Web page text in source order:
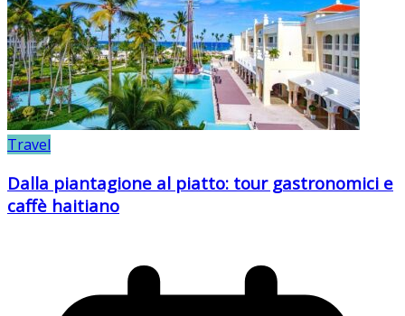
Travel
Dalla piantagione al piatto: tour gastronomici e
caffè haitiano